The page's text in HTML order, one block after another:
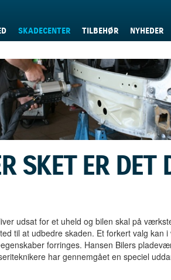
SKADECENTER TILBEHØR NYHEDER
SKET ER DET
udsat for et uheld og bilen skal på
til at udbedre skaden. Et forkert valg kan
forringes. Hansen Bilers
har gennemgået en speciel